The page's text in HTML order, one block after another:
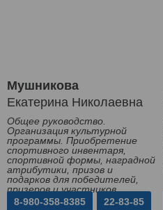
Мушникова
Екатерина Николаевна
Общее руководство.
Организация культурной
программы. Приобретение
спортивного инвентаря,
спортивной формы, наградной
атрибутики, призов и
подарков для победителей,
призеров и участников
Спартакиады
8-980-358-8385 22-83-85